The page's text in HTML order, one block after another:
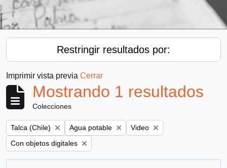
Restringir resultados por:
Imprimir vista previa Cerrar
Mostrando 1 resultados
Colecciones
Remove filter:
Talca (Chile) Remove filter:
Agua potable Remove filter:
Video
Remove filter:
Con objetos digitales